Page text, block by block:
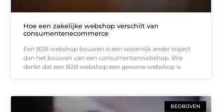
Hoe een zakelijke webshop verschilt van
consumentenecommerce
Een B2B webshop bouwen is een wezenlijk ander traject
dan het bouwen van een consumentenwebshop. Wie
denkt dat een B2B webshop een gewone webshop is
BEDRIJVEN